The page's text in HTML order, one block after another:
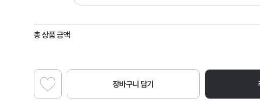
총 상품 금액
장바구니 담기